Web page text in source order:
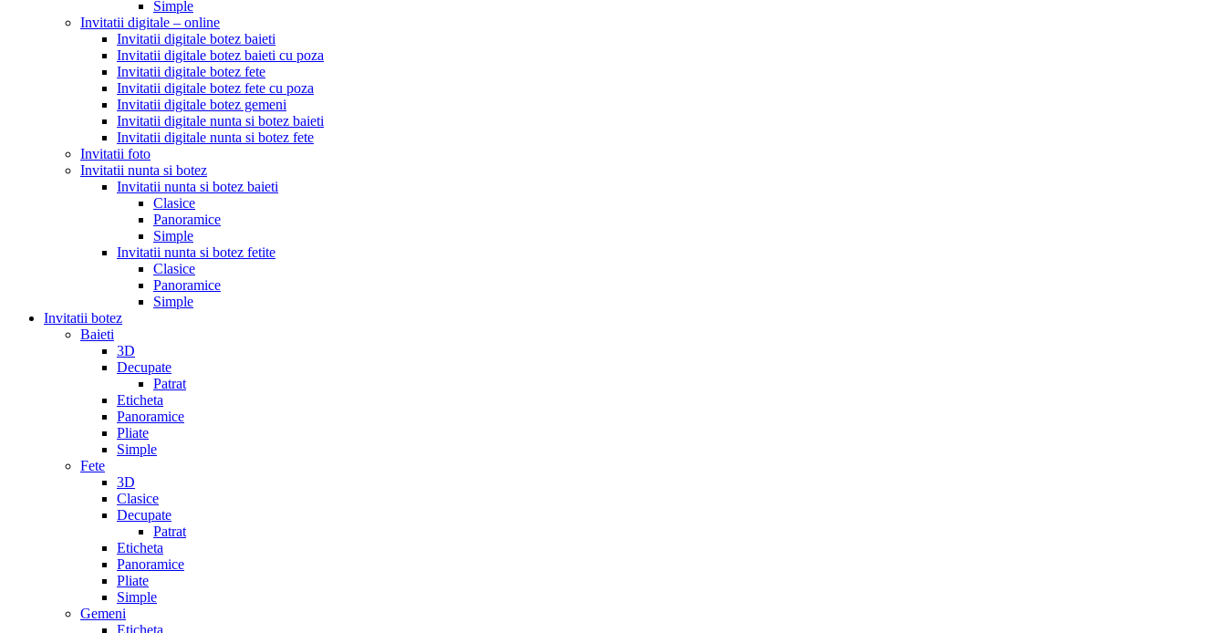
Simple
Invitatii digitale – online
Invitatii digitale botez baieti
Invitatii digitale botez baieti cu poza
Invitatii digitale botez fete
Invitatii digitale botez fete cu poza
Invitatii digitale botez gemeni
Invitatii digitale nunta si botez baieti
Invitatii digitale nunta si botez fete
Invitatii foto
Invitatii nunta si botez
Invitatii nunta si botez baieti
Clasice
Panoramice
Simple
Invitatii nunta si botez fetite
Clasice
Panoramice
Simple
Invitatii botez
Baieti
3D
Decupate
Patrat
Eticheta
Panoramice
Pliate
Simple
Fete
3D
Clasice
Decupate
Patrat
Eticheta
Panoramice
Pliate
Simple
Gemeni
Eticheta